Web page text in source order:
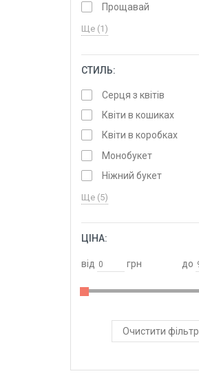
Прощавай
Ще (1)
СТИЛЬ:
Серця з квітів
Квіти в кошиках
Квіти в коробках
Монобукет
Ніжний букет
Ще (5)
ЦІНА:
від грн до
Очистити фільтр